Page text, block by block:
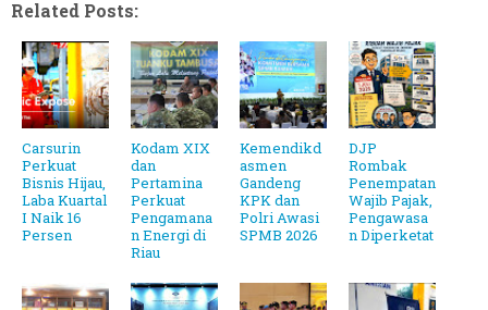
Related Posts:
Carsurin
Perkuat
Bisnis Hijau,
Laba Kuartal
I Naik 16
Persen
Kodam XIX
dan
Pertamina
Perkuat
Pengamana
n Energi di
Riau
Kemendikd
asmen
Gandeng
KPK dan
Polri Awasi
SPMB 2026
DJP
Rombak
Penempatan
Wajib Pajak,
Pengawasa
n Diperketat